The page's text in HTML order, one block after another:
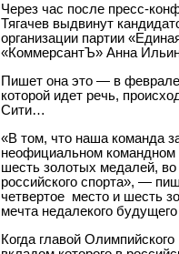
Через час после пресс-
Тягачев выдвинут
организации партии
«КоммерсантЪ» Анна
Пишет она это — в
которой идет речь,
Сити…
«В том, что наша команда
неофициальном командном
шесть золотых медалей,
российского спорта», —
четвертое место и шесть
мечта недалекого
Когда главой